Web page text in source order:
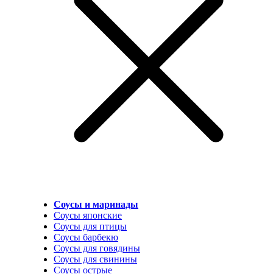
Соусы и маринады
Соусы японские
Соусы для птицы
Соусы барбекю
Соусы для говядины
Соусы для свинины
Соусы острые